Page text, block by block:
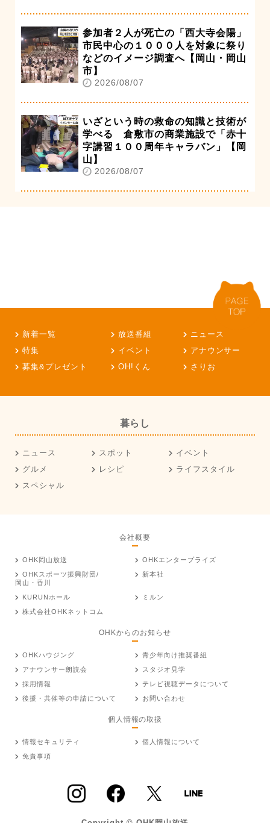
参加者２人が死亡の「西大寺会陽」
市民中心の１０００人を対象に祭り
などのイメージ調査へ【岡山・岡山
市】
2026/08/07
いざという時の救命の知識と技術が
学べる 倉敷市の商業施設で「赤十
字講習１００周年キャラバン」【岡
山】
2026/08/07
新着一覧 放送番組
ニュース
特集
イベント
アナウンサー
募集&プレゼント
OH!くん さりお
暮らし
ニュース スポット
イベント
グルメ
レシピ
ライフスタイル
スペシャル
会社概要
OHK岡山放送
OHKエンタープライズ
OHKスポーツ振興財団/
岡山・香川
新本社
KURUNホール
ミルン
株式会社OHKネットコム
OHKからのお知らせ
OHKハウジング
青少年向け推奨番組
アナウンサー朗読会
スタジオ見学
採用情報
テレビ視聴データについて
後援・共催等の申請について
お問い合わせ
個人情報の取扱
情報セキュリティ
個人情報について
免責事項